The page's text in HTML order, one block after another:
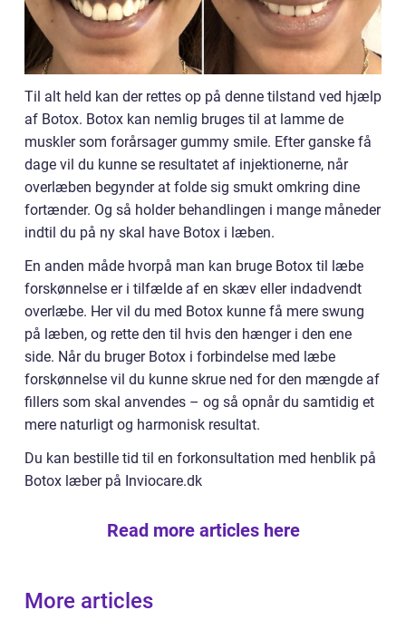
Til alt held kan der rettes op på denne tilstand ved hjælp
af Botox. Botox kan nemlig bruges til at lamme de
muskler som forårsager gummy smile. Efter ganske få
dage vil du kunne se resultatet af injektionerne, når
overlæben begynder at folde sig smukt omkring dine
fortænder. Og så holder behandlingen i mange måneder
indtil du på ny skal have Botox i læben.
En anden måde hvorpå man kan bruge Botox til læbe
forskønnelse er i tilfælde af en skæv eller indadvendt
overlæbe. Her vil du med Botox kunne få mere swung
på læben, og rette den til hvis den hænger i den ene
side. Når du bruger Botox i forbindelse med læbe
forskønnelse vil du kunne skrue ned for den mængde af
fillers som skal anvendes – og så opnår du samtidig et
mere naturligt og harmonisk resultat.
Du kan bestille tid til en forkonsultation med henblik på
Botox læber på Inviocare.dk
Read more articles here
More articles